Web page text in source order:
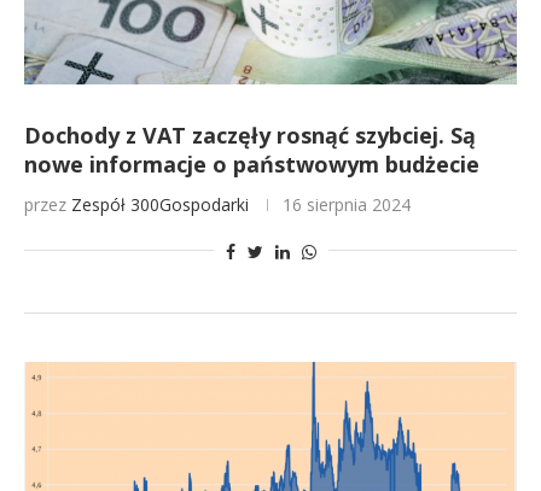
Dochody z VAT zaczęły rosnąć szybciej. Są
nowe informacje o państwowym budżecie
przez Zespół 300Gospodarki 16 sierpnia 2024